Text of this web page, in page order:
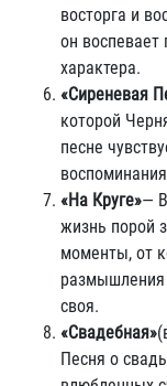
восторга и
он воспевает
характера.
«Сиреневая
которой
песне
«На Круге»—
жизнь порой
моменты, от
размышления
своя.
«Свадебная»
Песня о